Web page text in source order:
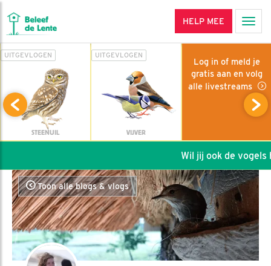
HELP MEE
UITGEVLOGEN
STEENUIL
UITGEVLOGEN
VIJVER
Log in of meld je
gratis aan en volg
alle livestreams
Wil jij ook de vogels
Toon alle blogs & vlogs